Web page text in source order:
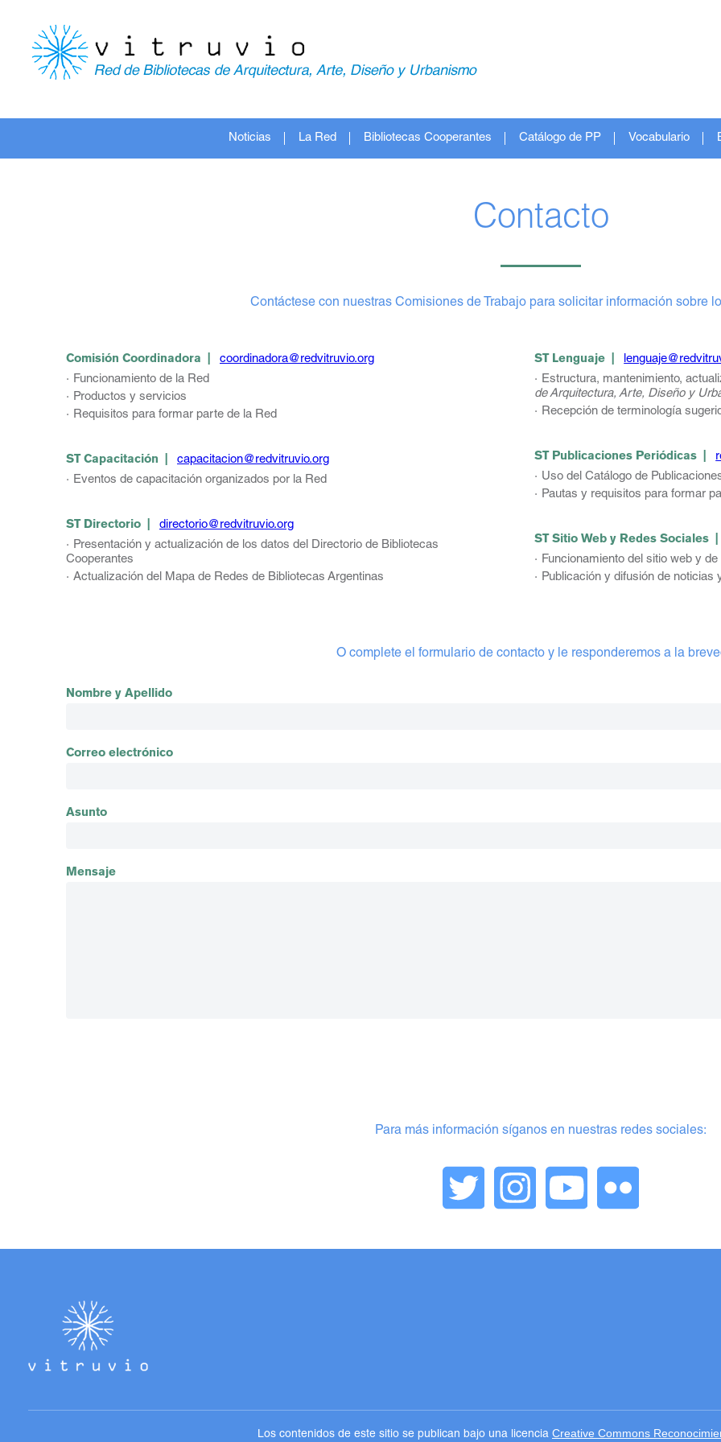
Noticias La Red Bibliotecas Cooperantes Catálogo de PP Vocabulario
Contacto
Contáctese con nuestras Comisiones de Trabajo para solicitar información sobre
Comisión Coordinadora | coordinadora@redvitruvio.org
Funcionamiento de la Red
Productos y servicios
Requisitos para formar parte de la Red
ST Capacitación | capacitacion@redvitruvio.org
Eventos de capacitación organizados por la Red
ST Directorio | directorio@redvitruvio.org
Presentación y actualización de los datos del Directorio de Bibliotecas
Cooperantes
Actualización del Mapa de Redes de Bibliotecas Argentinas
ST Lenguaje |
Estructura, mantenimiento,
de Arquitectura, Arte, Diseño y
Recepción de terminología
ST Publicaciones Periódicas |
Uso del Catálogo de
Pautas y requisitos para formar
ST Sitio Web y Redes Sociales
Funcionamiento del sitio web y
Publicación y difusión de noticias
O complete el formulario de contacto y le responderemos a la
Nombre y Apellido
Correo electrónico
Asunto
Mensaje
Para más información síganos en nuestras redes sociales:
Los contenidos de este sitio se publican bajo una licencia Creative Commons